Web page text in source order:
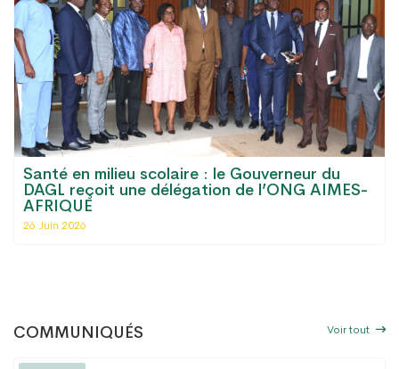
Santé en milieu scolaire : le Gouverneur du
DAGL reçoit une délégation de l’ONG AIMES-
AFRIQUE
26 Juin 2026
COMMUNIQUÉS Voir tout